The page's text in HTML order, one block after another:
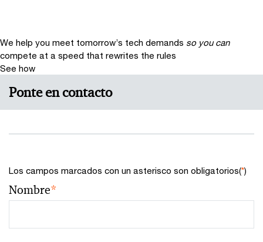
We help you meet tomorrow’s tech demands so you can
compete at a speed that rewrites the rules
See how
Ponte en contacto
Los campos marcados con un asterisco son obligatorios(*)
Nombre*